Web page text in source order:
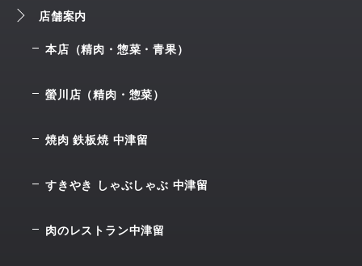
店舗案内
本店（精肉・惣菜・青果）
螢川店（精肉・惣菜）
焼肉 鉄板焼 中津留
すきやき しゃぶしゃぶ 中津留
肉のレストラン中津留